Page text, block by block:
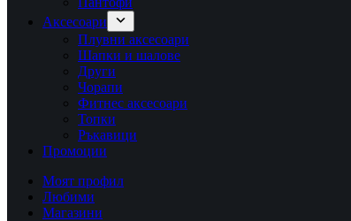
Аксесоари
Плувни аксесоари
Шапки и шалове
Други
Чорапи
Фитнес аксесоари
Топки
Ръкавици
Промоции
Моят профил
Любими
Магазини